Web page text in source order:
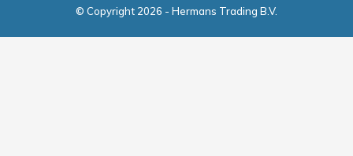
© Copyright 2026 - Hermans Trading B.V.